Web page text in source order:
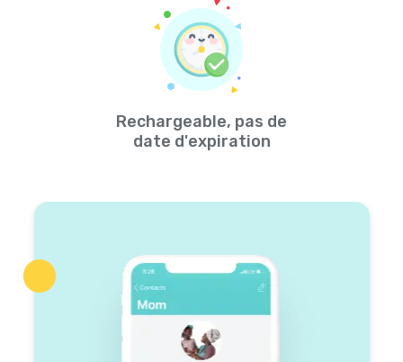
Rechargeable, pas de
date d'expiration